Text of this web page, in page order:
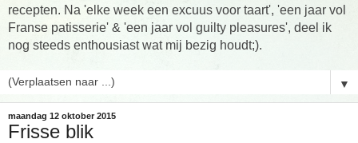
recepten. Na 'elke week een excuus voor taart', 'een jaar vol
Franse patisserie' & 'een jaar vol guilty pleasures', deel ik
nog steeds enthousiast wat mij bezig houdt;).
▼
maandag 12 oktober 2015
Frisse blik